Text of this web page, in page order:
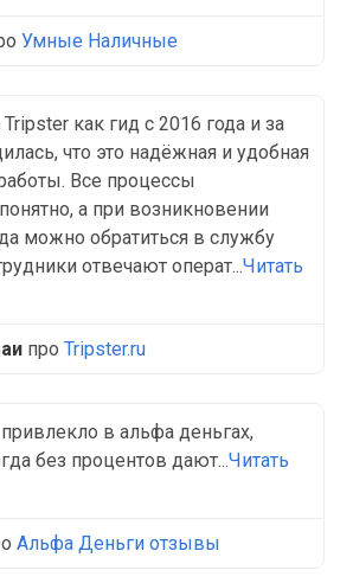
Умные Наличные
как гид с 2016 года и за
что это надёжная и удобная
Все процессы
а при возникновении
можно обратиться в службу
отвечают операт...Читать
про Tripster.ru
в альфа деньгах,
без процентов дают...Читать
Альфа Деньги отзывы